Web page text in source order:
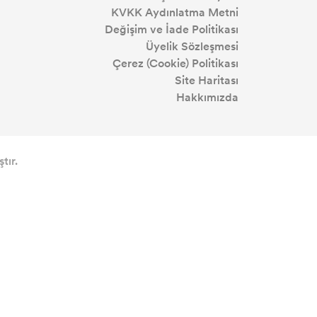
KVKK Aydınlatma Metni
Değişim ve İade Politikası
Üyelik Sözleşmesi
Çerez (Cookie) Politikası
Site Haritası
Hakkımızda